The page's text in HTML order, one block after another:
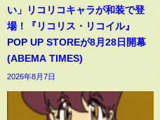
い」リコリコキャラが和装で登
場！『リコリス・リコイル』
POP UP STOREが8月28日開幕
(ABEMA TIMES)
2026年8月7日